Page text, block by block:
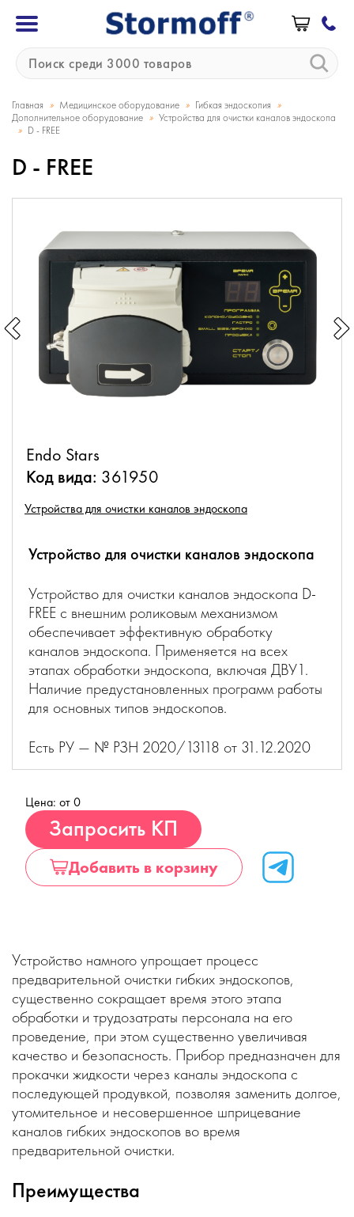
Главная » Медицинское оборудование » Гибкая эндоскопия »
Дополнительное оборудование » Устройства для очистки каналов эндоскопа
» D - FREE
D - FREE
Endo Stars
Код вида: 361950
Устройства для очистки каналов эндоскопа
Устройство для очистки каналов эндоскопа
Устройство для очистки каналов эндоскопа D-
FREE с внешним роликовым механизмом
обеспечивает эффективную обработку
каналов эндоскопа. Применяется на всех
этапах обработки эндоскопа, включая ДВУ1.
Наличие предустановленных программ работы
для основных типов эндоскопов.
Есть РУ — № РЗН 2020/13118 от 31.12.2020
Цена: от 0
Запросить КП
Добавить в корзину
Устройство намного упрощает процесс
предварительной очистки гибких эндоскопов,
существенно сокращает время этого этапа
обработки и трудозатраты персонала на его
проведение, при этом существенно увеличивая
качество и безопасность. Прибор предназначен для
прокачки жидкости через каналы эндоскопа с
последующей продувкой, позволяя заменить долгое,
утомительное и несовершенное шприцевание
каналов гибких эндоскопов во время
предварительной очистки.
Преимущества